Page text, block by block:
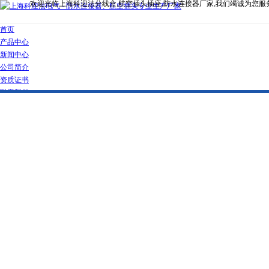
欢迎光临上海科迎法分线盒,航空插头插座,防水连接器厂家,我们竭诚为您服
首页
产品中心
新闻中心
公司简介
资质证书
联系我们